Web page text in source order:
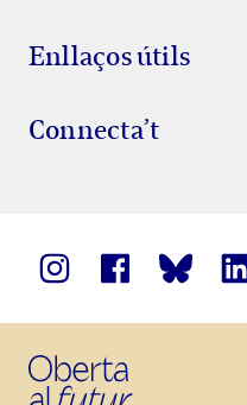
Enllaços útils
Connecta’t